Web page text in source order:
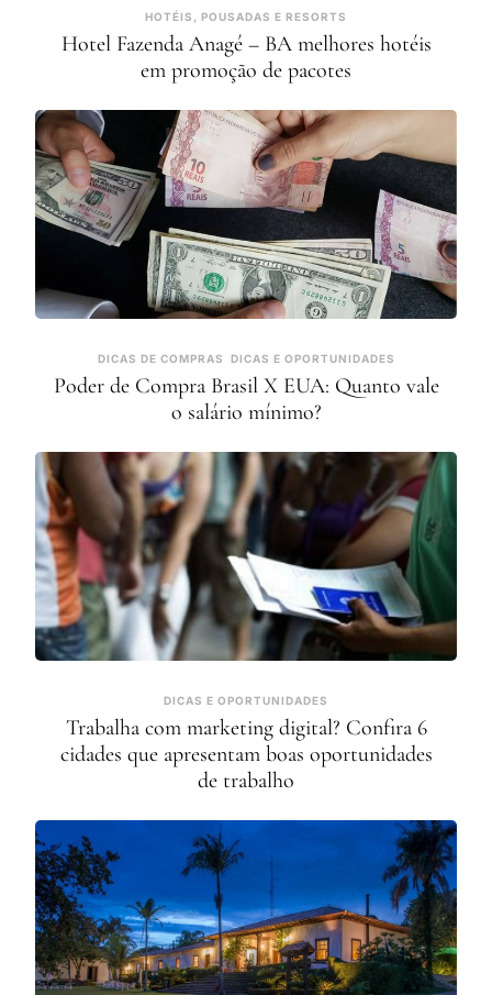
HOTÉIS, POUSADAS E RESORTS
Hotel Fazenda Anagé – BA melhores hotéis
em promoção de pacotes
DICAS DE COMPRAS DICAS E OPORTUNIDADES
Poder de Compra Brasil X EUA: Quanto vale
o salário mínimo?
DICAS E OPORTUNIDADES
Trabalha com marketing digital? Confira 6
cidades que apresentam boas oportunidades
de trabalho